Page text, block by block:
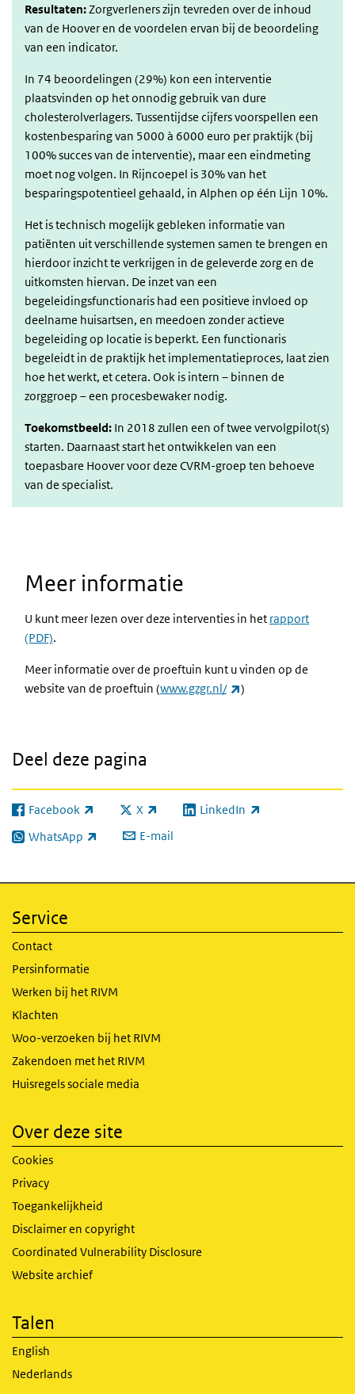
Resultaten:Zorgverleners zijn tevreden over de inhoud
van de Hoover en de voordelen ervan bij de beoordeling
van een indicator.
In 74 beoordelingen (29%) kon een interventie
plaatsvinden op het onnodig gebruik van dure
cholesterolverlagers. Tussentijdse cijfers voorspellen een
kostenbesparing van 5000 à 6000 euro per praktijk (bij
100% succes van de interventie), maar een eindmeting
moet nog volgen. In Rijncoepel is 30% van het
besparingspotentieel gehaald, in Alphen op één Lijn 10%.
Het is technisch mogelijk gebleken informatie van
patiënten uit verschillende systemen samen te brengen en
hierdoor inzicht te verkrijgen in de geleverde zorg en de
uitkomsten hiervan. De inzet van een
begeleidingsfunctionaris had een positieve invloed op
deelname huisartsen, en meedoen zonder actieve
begeleiding op locatie is beperkt. Een functionaris
begeleidt in de praktijk het implementatieproces, laat zien
hoe het werkt, et cetera. Ook is intern – binnen de
zorggroep – een procesbewaker nodig.
Toekomstbeeld: In 2018 zullen een of twee vervolgpilot(s)
starten. Daarnaast start het ontwikkelen van een
toepasbare Hoover voor deze CVRM-groep ten behoeve
van de specialist.
Meer informatie
U kunt meer lezen over deze interventies in het rapport
(PDF).
Meer informatie over de proeftuin kunt u vinden op de
website van de proeftuin (www.gzgr.nl/ (externe link)
)
Deel deze pagina
Facebook
(externe link) X
(externe link) LinkedIn
(externe link)
WhatsApp
(externe link) E-mail
Service
Contact
Persinformatie
Werken bij het RIVM
Klachten
Woo-verzoeken bij het RIVM
Zakendoen met het RIVM
Huisregels sociale media
Over deze site
Cookies
Privacy
Toegankelijkheid
Disclaimer en copyright
Coordinated Vulnerability Disclosure
Website archief
Talen
English
Nederlands